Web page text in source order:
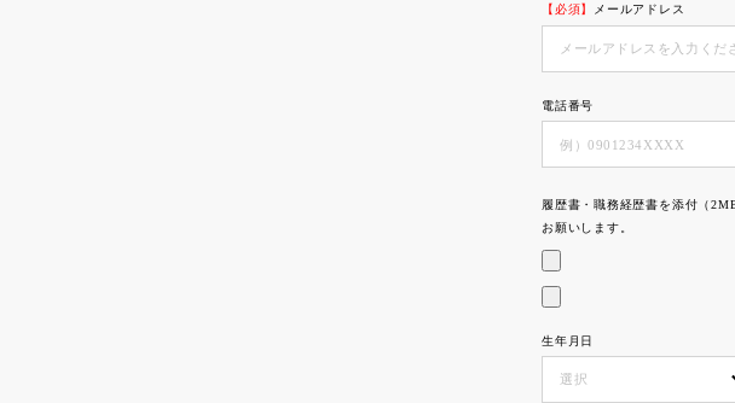
【必須】 メールアドレス
電話番号
履歴書・職務経歴書を添付（
お願いします。
生年月日